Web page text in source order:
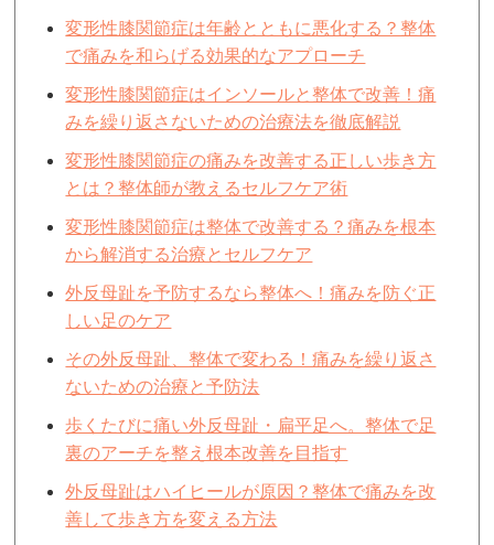
変形性膝関節症は年齢とともに悪化する？整体
で痛みを和らげる効果的なアプローチ
変形性膝関節症はインソールと整体で改善！痛
みを繰り返さないための治療法を徹底解説
変形性膝関節症の痛みを改善する正しい歩き方
とは？整体師が教えるセルフケア術
変形性膝関節症は整体で改善する？痛みを根本
から解消する治療とセルフケア
外反母趾を予防するなら整体へ！痛みを防ぐ正
しい足のケア
その外反母趾、整体で変わる！痛みを繰り返さ
ないための治療と予防法
歩くたびに痛い外反母趾・扁平足へ。整体で足
裏のアーチを整え根本改善を目指す
外反母趾はハイヒールが原因？整体で痛みを改
善して歩き方を変える方法